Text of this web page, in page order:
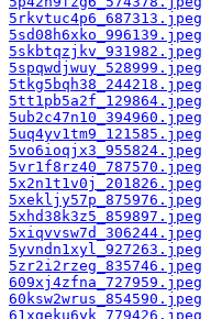
5rkvtuc4p6_687313.jpeg
5sd08h6xko_996139.jpeg
5skbtqzjkv_931982.jpeg
5spqwdjwuy_528999.jpeg
5tkg5bqh38_244218.jpeg
5tt1pb5a2f_129864.jpeg
5ub2c47n10_394960.jpeg
5uq4yv1tm9_121585.jpeg
5vo6ioqjx3_955824.jpeg
5vr1f8rz40_787570.jpeg
5x2n1t1v0j_201826.jpeg
5xekljy57p_875976.jpeg
5xhd38k3z5_859897.jpeg
5xiqvvsw7d_306244.jpeg
5yvndn1xyl_927263.jpeg
5zr2i2rzeg_835746.jpeg
609xj4zfna_727959.jpeg
60ksw2wrus_854590.jpeg
61xgeku6yk_779426.jpeg